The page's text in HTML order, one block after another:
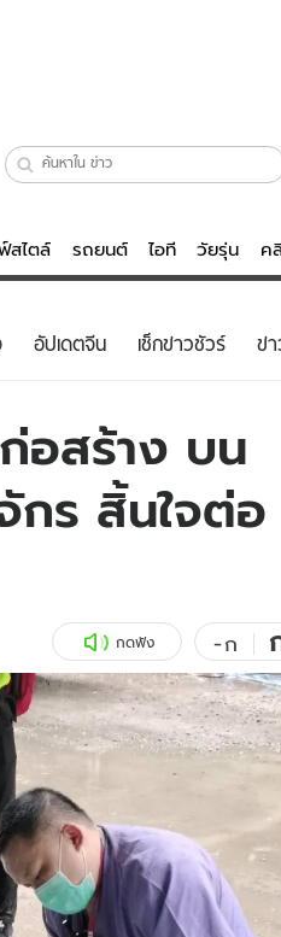
สไตล์ รถยนต์ ไอที วัยรุ่น ค
ไลฟ์สไตล์
วัยรุ่น
ไอที
รถยนต์
เที่ยว-กิน
Tasteful Thailand
Sanook Choice
อัปเดตจีน เช็กข่าวชัวร์ ข่
อสร้าง บน
กร สิ้นใจต่อ
กดฟัง -ก